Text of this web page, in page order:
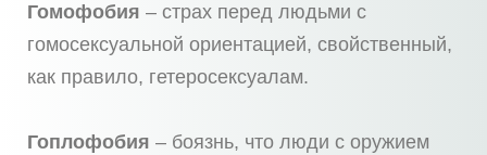
Гомофобия – страх перед людьми с
гомосексуальной ориентацией, свойственный,
как правило, гетеросексуалам.
Гоплофобия – боязнь, что люди с оружием